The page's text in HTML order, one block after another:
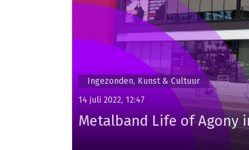
Ingezonden, Kunst & Cultuur
14 juli 2022, 12:47
Metalband Life of Agony